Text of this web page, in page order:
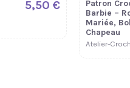
5,50 €
Patron
Barbie –
Mariée,
Chapeau
Atelier-